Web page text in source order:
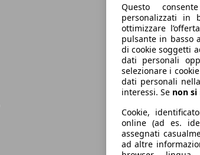
Questo
personalizzati in
ottimizzare
pulsante in basso
di cookie soggetti
dati personali
selezionare i
dati personali
interessi. Se non si
Cookie,
online (ad es.
assegnati
ad altre